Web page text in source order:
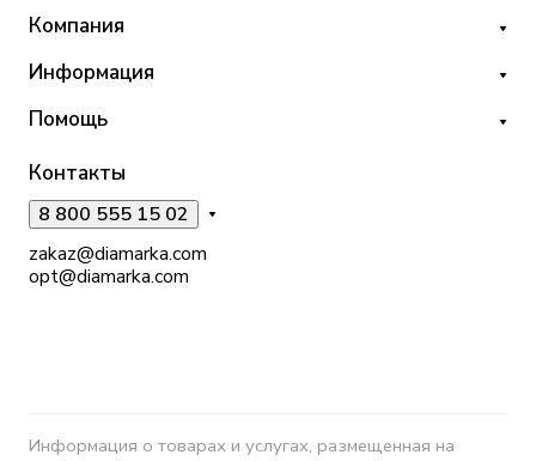
Компания
Информация
Помощь
Контакты
8 800 555 15 02
zakaz@diamarka.com
opt@diamarka.com
Информация о товарах и услугах, размещенная на